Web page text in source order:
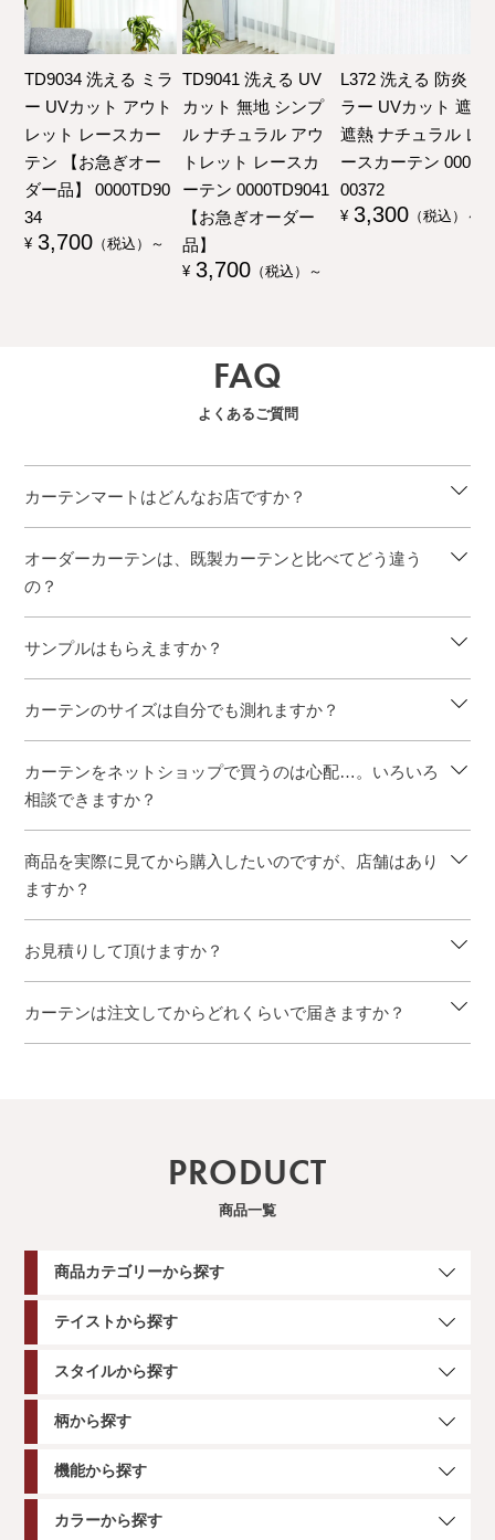
TD9034 洗える ミラ
ー UVカット アウト
レット レースカー
テン 【お急ぎオー
ダー品】 0000TD90
34
¥ 3,700 （税込）～
TD9041 洗える UV
カット 無地 シンプ
ル ナチュラル アウ
トレット レースカ
ーテン 0000TD9041
【お急ぎオーダー
品】
¥ 3,700 （税込）～
L372 洗える 防炎 ミ
ラー UVカット 遮像
遮熱 ナチュラル レ
ースカーテン 00000
00372
¥ 3,300 （税込）～
FAQ
よくあるご質問
カーテンマートはどんなお店ですか？
オーダーカーテンは、既製カーテンと比べてどう違う
の？
サンプルはもらえますか？
カーテンのサイズは自分でも測れますか？
カーテンをネットショップで買うのは心配…。いろいろ
相談できますか？
商品を実際に見てから購入したいのですが、店舗はあり
ますか？
お見積りして頂けますか？
カーテンは注文してからどれくらいで届きますか？
PRODUCT
商品一覧
商品カテゴリーから探す
テイストから探す
スタイルから探す
柄から探す
機能から探す
カラーから探す